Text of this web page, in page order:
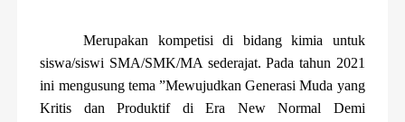
Merupakan kompetisi di bidang kimia untuk
siswa/siswi SMA/SMK/MA sederajat. Pada tahun 2021
ini mengusung tema ”Mewujudkan Generasi Muda yang
Kritis dan Produktif di Era New Normal Demi